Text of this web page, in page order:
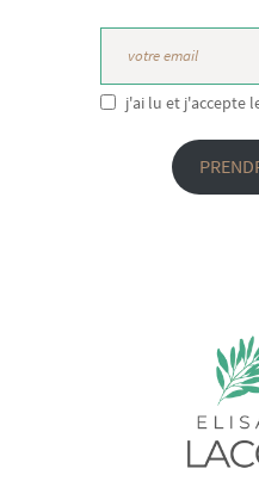
j'ai lu et j'accepte